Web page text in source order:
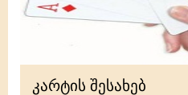
კარტის შესახებ